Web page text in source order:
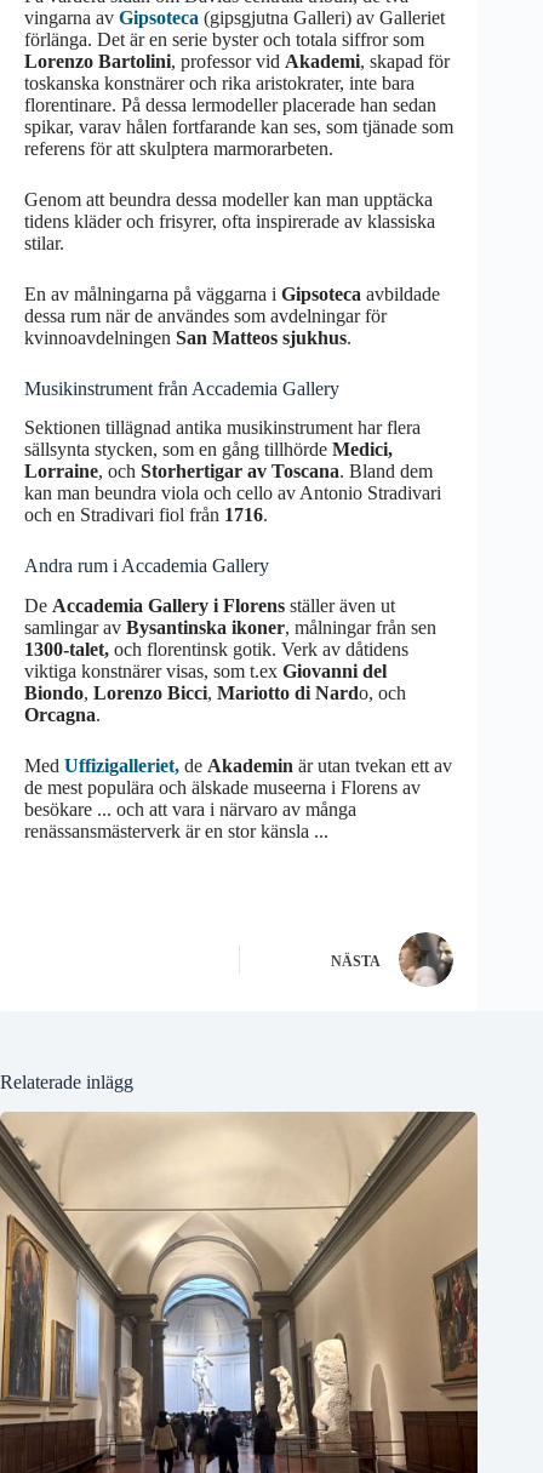
vingarna av Gipsoteca (gipsgjutna Galleri) av Galleriet
förlänga. Det är en serie byster och totala siffror som
Lorenzo Bartolini, professor vid Akademi, skapad för
toskanska konstnärer och rika aristokrater, inte bara
florentinare. På dessa lermodeller placerade han sedan
spikar, varav hålen fortfarande kan ses, som tjänade som
referens för att skulptera marmorarbeten.
Genom att beundra dessa modeller kan man upptäcka
tidens kläder och frisyrer, ofta inspirerade av klassiska
stilar.
En av målningarna på väggarna i Gipsoteca avbildade
dessa rum när de användes som avdelningar för
kvinnoavdelningen San Matteos sjukhus.
Musikinstrument från Accademia Gallery
Sektionen tillägnad antika musikinstrument har flera
sällsynta stycken, som en gång tillhörde Medici,
Lorraine, och Storhertigar av Toscana. Bland dem
kan man beundra viola och cello av Antonio Stradivari
och en Stradivari fiol från 1716.
Andra rum i Accademia Gallery
De Accademia Gallery i Florens ställer även ut
samlingar av Bysantinska ikoner, målningar från sen
1300-talet, och florentinsk gotik. Verk av dåtidens
viktiga konstnärer visas, som t.ex Giovanni del
Biondo, Lorenzo Bicci, Mariotto di Nardo, och
Orcagna.
Med Uffizigalleriet, de Akademin är utan tvekan ett av
de mest populära och älskade museerna i Florens av
besökare ... och att vara i närvaro av många
renässansmästerverk är en stor känsla ...
NÄSTA
Relaterade inlägg